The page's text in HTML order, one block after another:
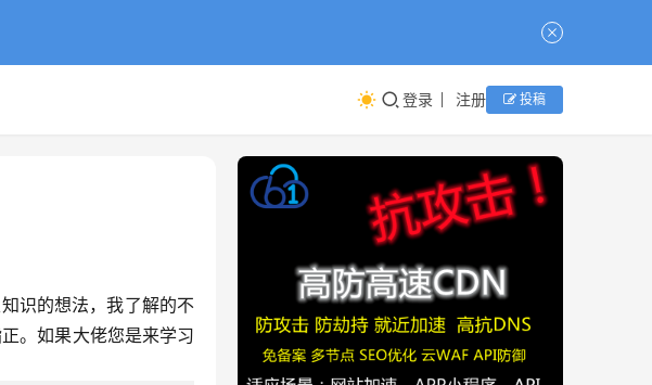
登录 注册 投稿
识的想法，我了解的不
。如果大佬您是来学习